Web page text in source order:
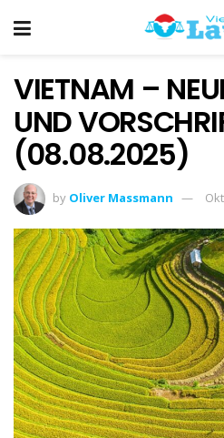
VIETNAM –
UND
(08.08.2025)
by Oliver Massmann